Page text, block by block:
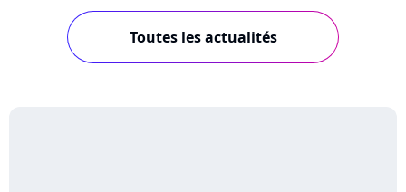
Toutes les actualités